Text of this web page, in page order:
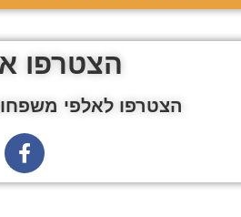
הצטרפו
הצטרפו לאלפי